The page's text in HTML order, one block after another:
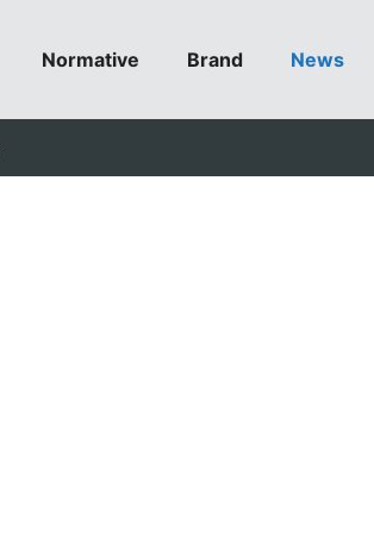
Normative Brand News